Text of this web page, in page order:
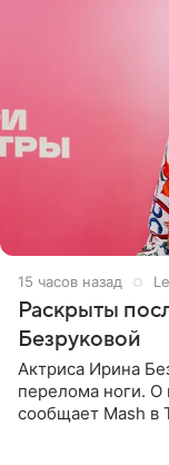
15 часов назад
Раскрыты
Безруковой
Актриса Ирина
перелома ноги. О
сообщает Mash в